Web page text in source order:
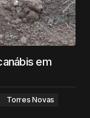
em
Torres Novas